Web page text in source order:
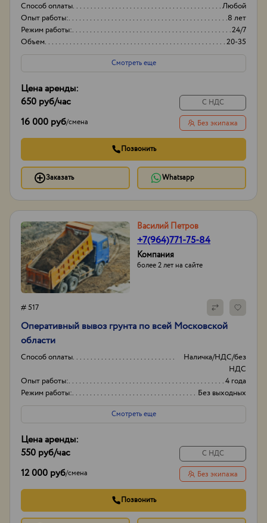
Способ оплаты
Любой
Опыт работы:
8 лет
Режим работы:
24/7
Объем
20-35
Смотреть еще
Цена аренды:
650 руб/час
16 000 руб/смена
С НДС
Без экипажа
Позвонить
Заказать Whatsapp
Василий Петров
+7(964)771-75-84
Компания
более 2 лет на сайте
# 517
Оперативный вывоз грунта по всей Московской
области
Способ оплаты
Наличка/НДС/без
НДС
Опыт работы:
4 года
Режим работы:
Без выходных
Объем
20-35
Смотреть еще
Цена аренды:
550 руб/час
12 000 руб/смена
С НДС
Без экипажа
Позвонить